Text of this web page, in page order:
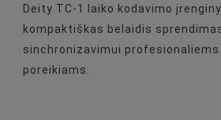
Deity TC-1 laiko kodavimo
kompaktiškas belaidis
sinchronizavimui
poreikiams.